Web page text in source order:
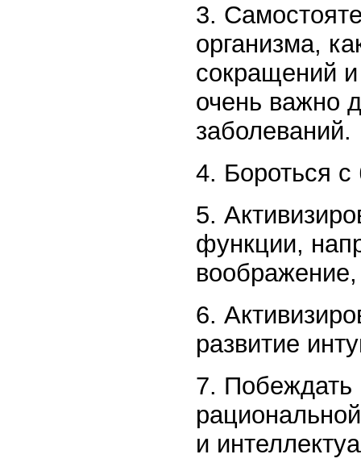
3.
организма,
сокращений
очень важно
заболеваний.
4. Бороться
5.
функции,
6.
развитие
7. Побеждать
и